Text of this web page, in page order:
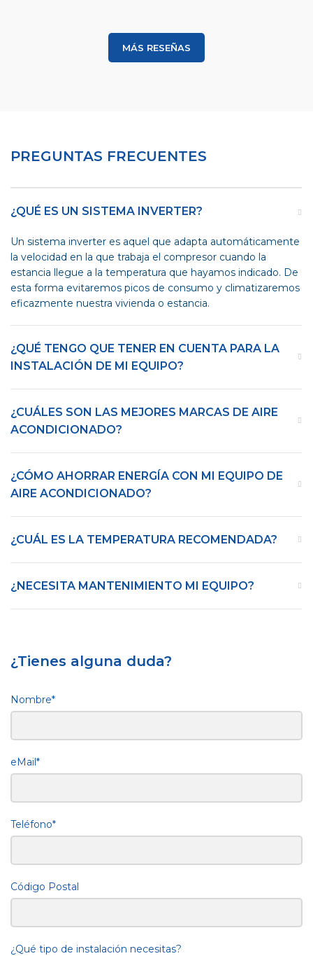
MÁS RESEÑAS
PREGUNTAS FRECUENTES
¿QUÉ ES UN SISTEMA INVERTER?
Un sistema inverter es aquel que adapta automáticamente
la velocidad en la que trabaja el compresor cuando la
estancia llegue a la temperatura que hayamos indicado. De
esta forma evitaremos picos de consumo y climatizaremos
eficazmente nuestra vivienda o estancia.
¿QUÉ TENGO QUE TENER EN CUENTA PARA LA
INSTALACIÓN DE MI EQUIPO?
¿CUÁLES SON LAS MEJORES MARCAS DE AIRE
ACONDICIONADO?
¿CÓMO AHORRAR ENERGÍA CON MI EQUIPO DE
AIRE ACONDICIONADO?
¿CUÁL ES LA TEMPERATURA RECOMENDADA?
¿NECESITA MANTENIMIENTO MI EQUIPO?
¿Tienes alguna duda?
Nombre*
eMail*
Teléfono*
Código Postal
¿Qué tipo de instalación necesitas?